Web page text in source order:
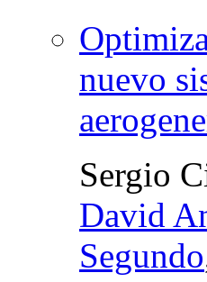
nuevo
Sergio
David
Segundo